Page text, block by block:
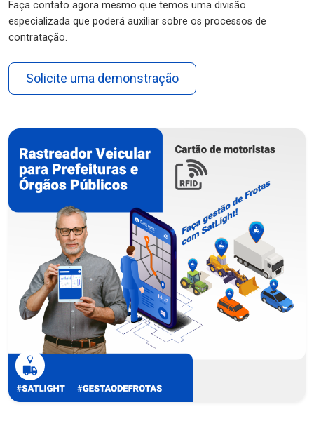
Faça contato agora mesmo que temos uma divisão
especializada que poderá auxiliar sobre os processos de
contratação.
Solicite uma demonstração